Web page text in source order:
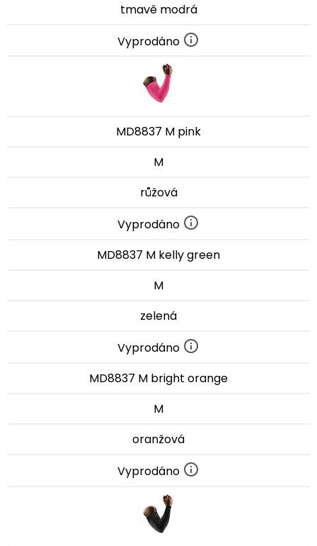
tmavě modrá
Vyprodáno
MD8837 M pink
M
růžová
Vyprodáno
MD8837 M kelly green
M
zelená
Vyprodáno
MD8837 M bright orange
M
oranžová
Vyprodáno